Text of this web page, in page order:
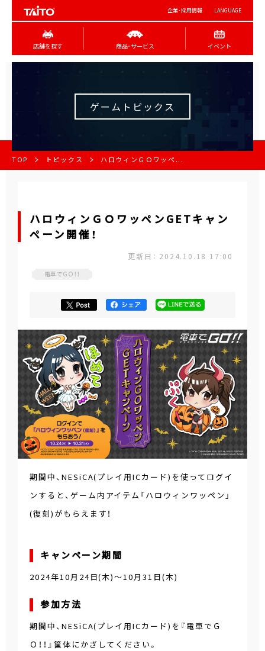
企業･採用情報 LANGUAGE
店舗を探す 商品･サービス イベント
ゲームトピックス
TOP トピックス ハロウィンＧＯワッペ...
ハロウィンＧＯワッペンGETキャン
ペーン開催！
更新日： 2024.10.18 17:00
電車でＧＯ！！
期間中、NESiCA(プレイ用ICカード)を使ってログイ
ンすると、ゲーム内アイテム「ハロウィンワッペン」
(復刻)がもらえます！
キャンペーン期間
2024年10月24日(木)～10月31日(木)
参加方法
期間中、NESiCA(プレイ用ICカード)を『電車でＧ
Ｏ！！』筐体にかざしてください。